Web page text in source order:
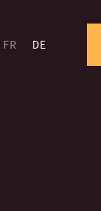
FR DE